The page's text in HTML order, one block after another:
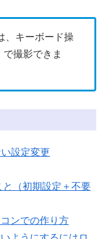
、キーボード操
撮影できま
設定変更
（初期設定＋不要
ンでの作り方